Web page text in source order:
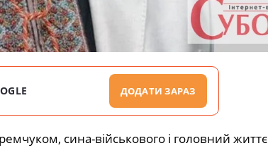
ДОДАТИ ЗАРАЗ
сина-військового і головний